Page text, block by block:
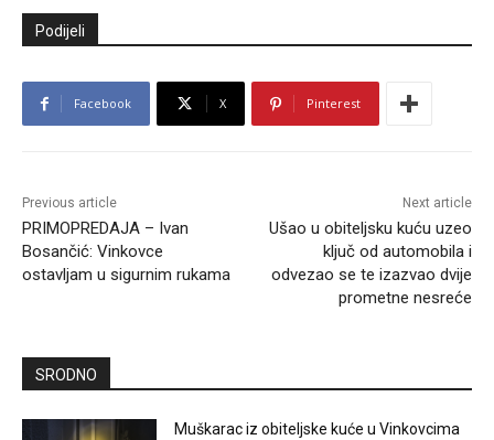
Podijeli
Facebook X Pinterest
Previous article
PRIMOPREDAJA – Ivan
Bosančić: Vinkovce
ostavljam u sigurnim rukama
Next article
Ušao u obiteljsku kuću uzeo
ključ od automobila i
odvezao se te izazvao dvije
prometne nesreće
SRODNO
Muškarac iz obiteljske kuće u Vinkovcima